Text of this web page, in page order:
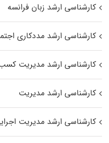
کارشناسی ارشد زبان فرانسه
کارشناسی ارشد مددکاری
کارشناسی ارشد مدیریت
کارشناسی ارشد مدیریت
کارشناسی ارشد مدیریت